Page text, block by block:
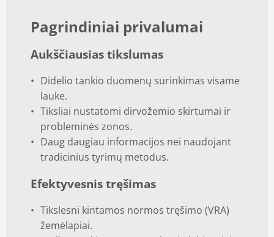
Pagrindiniai privalumai
Aukščiausias tikslumas
Didelio tankio duomenų surinkimas visame
lauke.
Tiksliai nustatomi dirvožemio skirtumai ir
probleminės zonos.
Daug daugiau informacijos nei naudojant
tradicinius tyrimų metodus.
Efektyvesnis tręšimas
Tikslesni kintamos normos tręšimo (VRA)
žemėlapiai.